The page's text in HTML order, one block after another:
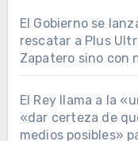
El Gobierno se
rescatar a Plus
Zapatero sino con
El Rey llama a la
«dar certeza de
medios posibles»